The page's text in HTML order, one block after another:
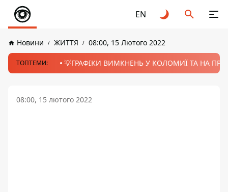
EN
Новини ЖИТТЯ 08:00, 15 Лютого 2022
ТОПТЕМИ: 💡ГРАФІКИ ВИМКНЕНЬ У КОЛОМИЇ ТА НА
08:00, 15 лютого 2022